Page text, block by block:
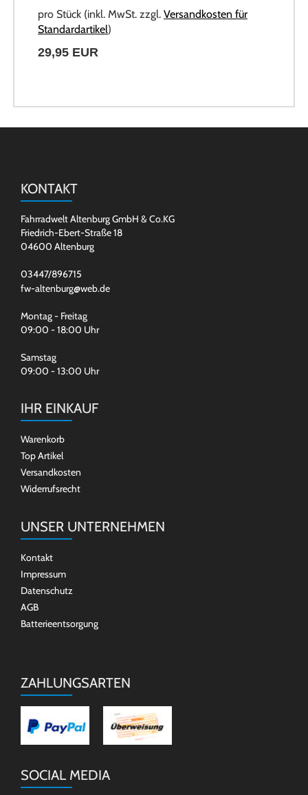
pro Stück (inkl. MwSt. zzgl. Versandkosten für
Standardartikel)
29,95 EUR
KONTAKT
Fahrradwelt Altenburg GmbH & Co.KG
Friedrich-Ebert-Straße 18
04600 Altenburg
03447/896715
fw-altenburg@web.de
Montag - Freitag
09:00 - 18:00 Uhr
Samstag
09:00 - 13:00 Uhr
IHR EINKAUF
Warenkorb
Top Artikel
Versandkosten
Widerrufsrecht
UNSER UNTERNEHMEN
Kontakt
Impressum
Datenschutz
AGB
Batterieentsorgung
ZAHLUNGSARTEN
SOCIAL MEDIA